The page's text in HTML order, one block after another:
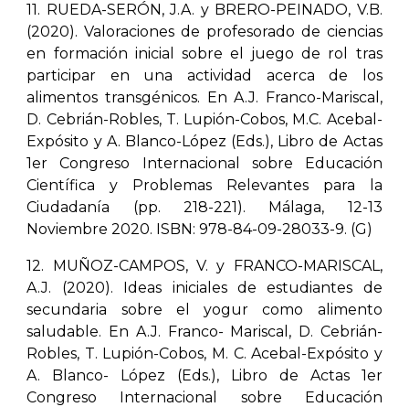
11. RUEDA-SERÓN, J.A. y BRERO-PEINADO, V.B.
(2020). Valoraciones de profesorado de ciencias
en formación inicial sobre el juego de rol tras
participar en una actividad acerca de los
alimentos transgénicos. En A.J. Franco-Mariscal,
D. Cebrián-Robles, T. Lupión-Cobos, M.C. Acebal-
Expósito y A. Blanco-López (Eds.), Libro de Actas
1er Congreso Internacional sobre Educación
Científica y Problemas Relevantes para la
Ciudadanía (pp. 218-221). Málaga, 12-13
Noviembre 2020. ISBN: 978-84-09-28033-9. (G)
12. MUÑOZ-CAMPOS, V. y FRANCO-MARISCAL,
A.J. (2020). Ideas iniciales de estudiantes de
secundaria sobre el yogur como alimento
saludable. En A.J. Franco- Mariscal, D. Cebrián-
Robles, T. Lupión-Cobos, M. C. Acebal-Expósito y
A. Blanco- López (Eds.), Libro de Actas 1er
Congreso Internacional sobre Educación